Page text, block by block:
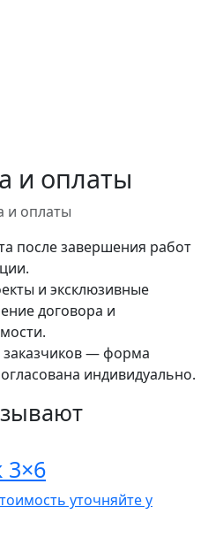
и оплаты
и оплаты
после завершения работ
и эксклюзивные
договора и
заказчиков — форма
индивидуально.
3×6
уточняйте у